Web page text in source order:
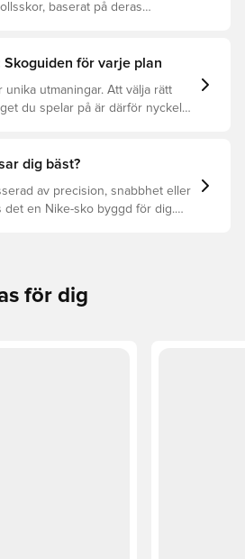
baserat på deras
Skoguiden för varje plan
utmaningar. Att välja rätt
du spelar på är därför nyckeln
dig bäst?
av precision, snabbhet eller
det en Nike-sko byggd för dig.
för dig